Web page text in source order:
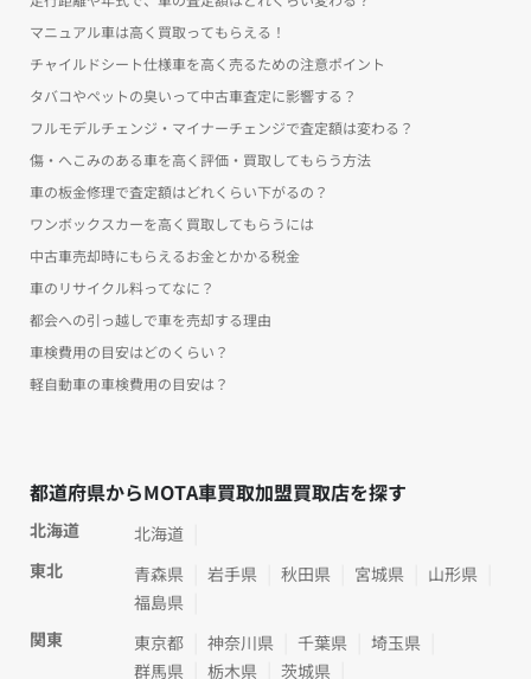
マニュアル車は高く買取ってもらえる！
チャイルドシート仕様車を高く売るための注意ポイント
タバコやペットの臭いって中古車査定に影響する？
フルモデルチェンジ・マイナーチェンジで査定額は変わる？
傷・へこみのある車を高く評価・買取してもらう方法
車の板金修理で査定額はどれくらい下がるの？
ワンボックスカーを高く買取してもらうには
中古車売却時にもらえるお金とかかる税金
車のリサイクル料ってなに？
都会への引っ越しで車を売却する理由
車検費用の目安はどのくらい？
軽自動車の車検費用の目安は？
都道府県からMOTA車買取加盟買取店を探す
北海道
北海道
東北
青森県 岩手県 秋田県 宮城県
山形県
福島県
関東
東京都 神奈川県 千葉県
埼玉県
群馬県
栃木県 茨城県